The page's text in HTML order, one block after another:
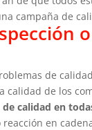
campaña de
de
calidad de los
calidad en
reacción en